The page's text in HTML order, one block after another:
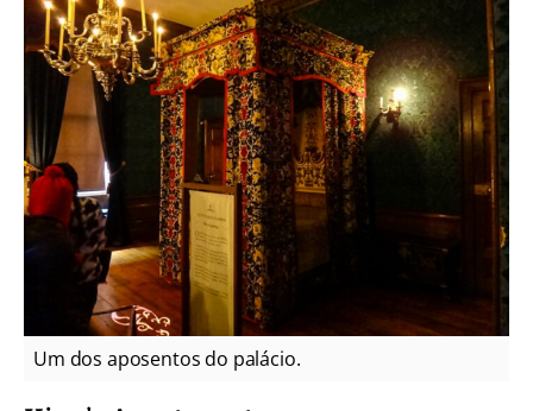
Um dos aposentos do palácio.